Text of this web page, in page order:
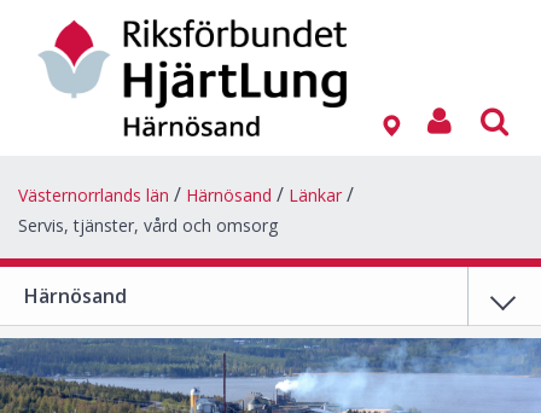
Västernorrlands län Härnösand
Länkar
Servis, tjänster, vård och omsorg
Härnösand